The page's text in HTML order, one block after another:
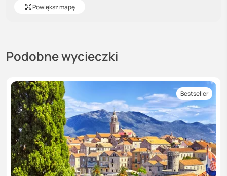
Powiększ mapę
Podobne wycieczki
Bestseller